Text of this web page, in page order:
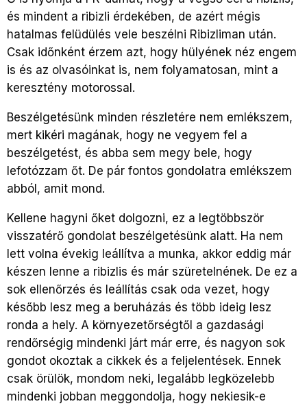
és mindent a ribizli érdekében, de azért mégis
hatalmas felüdülés vele beszélni Ribizliman után.
Csak időnként érzem azt, hogy hülyének néz engem
is és az olvasóinkat is, nem folyamatosan, mint a
keresztény motorossal.
Beszélgetésünk minden részletére nem emlékszem,
mert kikéri magának, hogy ne vegyem fel a
beszélgetést, és abba sem megy bele, hogy
lefotózzam őt. De pár fontos gondolatra emlékszem
abból, amit mond.
Kellene hagyni őket dolgozni, ez a legtöbbször
visszatérő gondolat beszélgetésünk alatt. Ha nem
lett volna évekig leállítva a munka, akkor eddig már
készen lenne a ribizlis és már szüretelnének. De ez a
sok ellenőrzés és leállítás csak oda vezet, hogy
később lesz meg a beruházás és több ideig lesz
ronda a hely. A környezetőrségtől a gazdasági
rendőrségig mindenki járt már erre, és nagyon sok
gondot okoztak a cikkek és a feljelentések. Ennek
csak örülök, mondom neki, legalább legközelebb
mindenki jobban meggondolja, hogy nekiesik-e